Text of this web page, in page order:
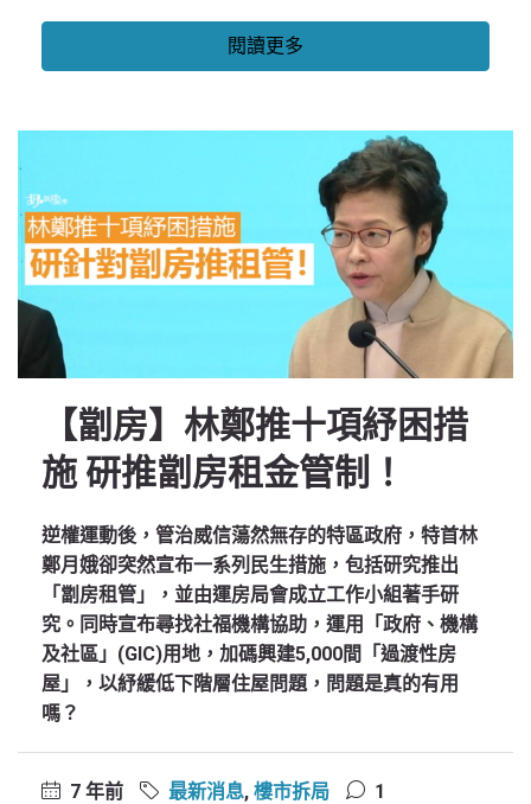
閱讀更多
【劏房】林鄭推十項紓困措
施 研推劏房租金管制！
逆權運動後，管治威信蕩然無存的特區政府，特首林
鄭月娥卻突然宣布一系列民生措施，包括研究推出
「劏房租管」，並由運房局會成立工作小組著手研
究。同時宣布尋找社福機構協助，運用「政府、機構
及社區」(GIC)用地，加碼興建5,000間「過渡性房
屋」，以紓緩低下階層住屋問題，問題是真的有用
嗎？
7 年前 最新消息, 樓市拆局 1